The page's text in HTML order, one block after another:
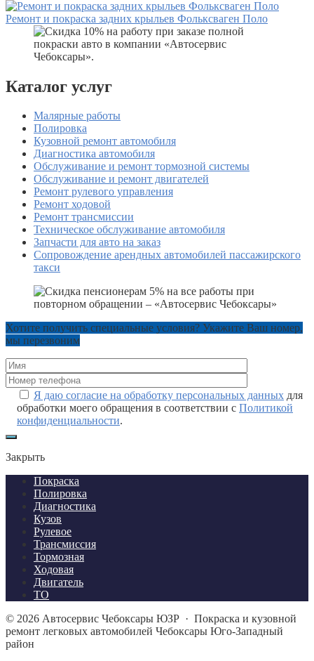
Ремонт и покраска задних крыльев Фольксваген Поло
Каталог услуг
Малярные работы
Полировка
Кузовной ремонт автомобиля
Диагностика автомобиля
Обслуживание и ремонт тормозной системы
Обслуживание и ремонт двигателей
Ремонт рулевого управления
Ремонт ходовой
Ремонт трансмиссии
Техническое обслуживание автомобиля
Запчасти для авто на заказ
Сопровождение арендных автомобилей пассажирского
такси
Хотите получить специальные условия? Укажите Ваш номер,
мы перезвоним
Я даю согласие на обработку персональных данных для
обработки моего обращения в соответствии с Политикой
конфиденциальности.
Закрыть
Покраска
Полировка
Диагностика
Кузов
Рулевое
Трансмиссия
Тормозная
Ходовая
Двигатель
ТО
© 2026 Автосервис Чебоксары ЮЗР · Покраска и кузовной
ремонт легковых автомобилей Чебоксары Юго-Западный
район